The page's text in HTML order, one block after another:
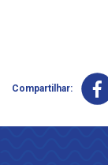
Compartilhar: